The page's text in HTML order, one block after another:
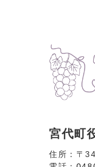
宮代町
住所：〒